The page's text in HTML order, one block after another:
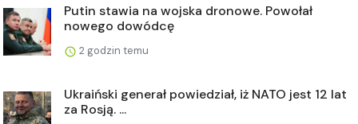
Putin stawia na wojska dronowe. Powołał
nowego dowódcę
2 godzin temu
Ukraiński generał powiedział, iż NATO jest 12 lat
za Rosją. ...